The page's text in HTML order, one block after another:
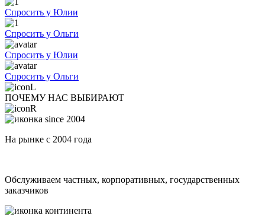
Спросить у Юлии
Спросить у Ольги
Спросить у Юлии
Спросить у Ольги
ПОЧЕМУ НАС ВЫБИРАЮТ
На рынке с 2004 года
Обслуживаем частных, корпоративных, государственных
заказчиков